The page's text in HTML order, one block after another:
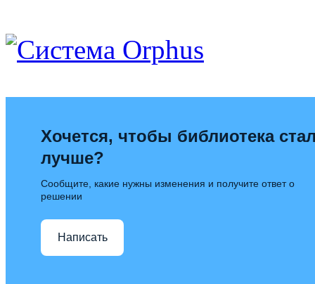
Хочется, чтобы библиотека
лучше?
Сообщите, какие нужны изменения и получите ответ о
решении
Написать